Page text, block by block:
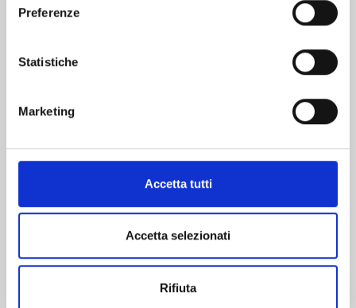
Preferenze
Statistiche
Marketing
Accetta tutti
Accetta selezionati
Rifiuta
€ 6,90